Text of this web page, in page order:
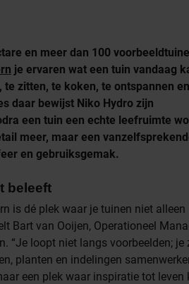
en meer dan 100
je ervaren wat een tuin vandaag
zitten, te koken, te ontspannen
daar bewijst Niko Hydro zijn
een tuin een echte leefruimte
meer, maar een
en gebruiksgemak.
beleeft
is dé plek waar je tuinen niet alleen
Bart van Ooijen, Operationeel
“Je loopt niet langs voorbeelden; je
planten en indelingen
een plek waar inspiratie tot leven